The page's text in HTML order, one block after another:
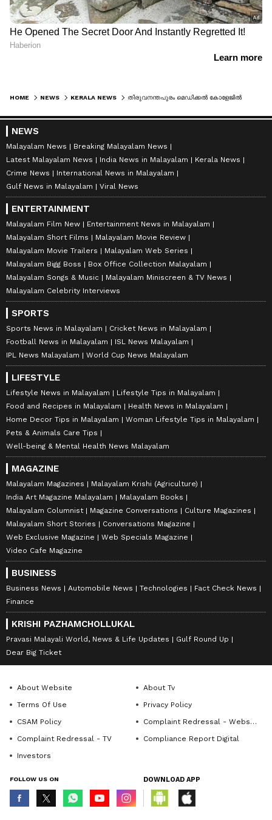
HOME NEWS KERALA NEWS
NEWS
Malayalam News
Breaking Malayalam News
Latest Malayalam News
India News in Malayalam
Kerala News
Crime News
International News in Malayalam
Gulf News in Malayalam
Viral News
ENTERTAINMENT
Malayalam Film New
Entertainment News in Malayalam
Malayalam Short Films
Malayalam Movie Review
Malayalam Movie Trailers
Malayalam Web Series
Malayalam Bigg Boss
Box Office Collection Malayalam
Malayalam Songs & Music
Malayalam Miniscreen & TV News
Malayalam Celebrity Interviews
SPORTS
Sports News in Malayalam
Cricket News in Malayalam
Football News in Malayalam
ISL News Malayalam
IPL News Malayalam
World Cup News Malayalam
LIFESTYLE
Lifestyle News in Malayalam
Lifestyle Tips in Malayalam
Food and Recipes in Malayalam
Health News in Malayalam
Home Decor Tips in Malayalam
Woman Lifestyle Tips in Malayalam
Pets & Animals Care Tips
Well-being & Mental Health News Malayalam
MAGAZINE
Malayalam Magazines
Malayalam Krishi (Agriculture)
India Art Magazine Malayalam
Malayalam Books
Malayalam Columnist
Magazine Conversations
Culture Magazines
Malayalam Short Stories
Conversations Magazine
Web Exclusive Magazine
Web Specials Magazine
Video Cafe Magazine
BUSINESS
Business News Automobile News Technologies
Fact Check News
Finance
KRISHI PAZHAMCHOLLUKAL
Pravasi Malayali World, News & Life Updates
Gulf Round Up
Dear Big Ticket
About Website
About Tv
Terms Of Use
Privacy Policy
CSAM Policy
Complaint Redressal - Website
Complaint Redressal - TV
Compliance Report Digital
Investors
FOLLOW US ON DOWNLOAD APP